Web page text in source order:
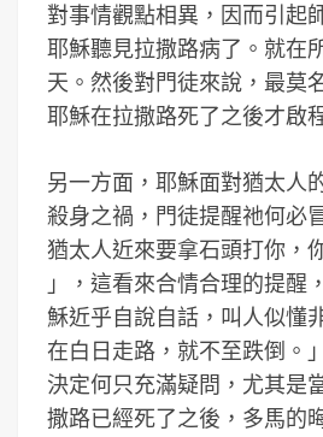
對事情觀點相異，因而引起
耶穌聽見拉撒路病了。就在
天。然後對門徒來說，最莫
耶穌在拉撒路死了之後才啟
另一方面，耶穌面對猶太人
殺身之禍，門徒提醒祂何必
猶太人近來要拿石頭打你，
」，這看來合情合理的提醒
穌近乎自說自話，叫人似懂
在白日走路，就不至跌倒。
決定何只充滿疑問，尤其是
撒路已經死了之後，多馬的